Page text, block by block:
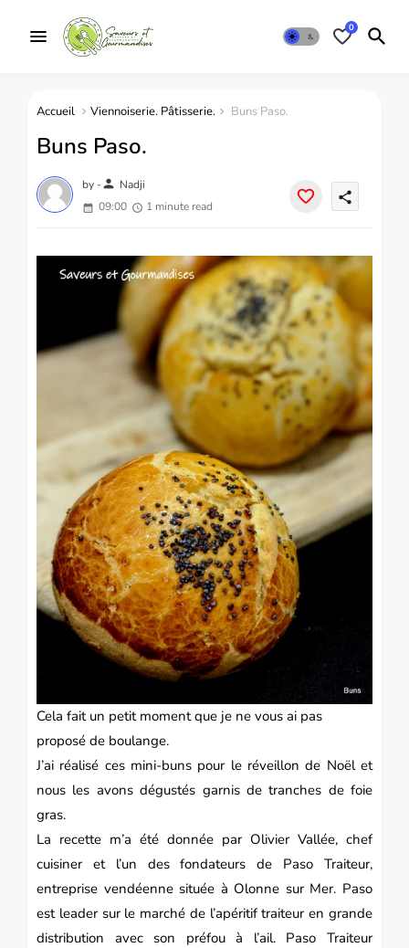
0
Accueil Viennoiserie. Pâtisserie. Buns Paso.
Buns Paso.
by -person Nadji
09:00
1 minute read
share
Cela fait un petit moment que je ne vous ai pas
proposé de boulange.
J’ai réalisé ces mini-buns pour le réveillon de Noël et
nous les avons dégustés garnis de tranches de foie
gras.
La recette m’a été donnée par Olivier Vallée, chef
cuisiner et l’un des fondateurs de Paso Traiteur,
entreprise vendéenne située à Olonne sur Mer. Paso
est leader sur le marché de l’apéritif traiteur en grande
distribution avec son préfou à l’ail. Paso Traiteur